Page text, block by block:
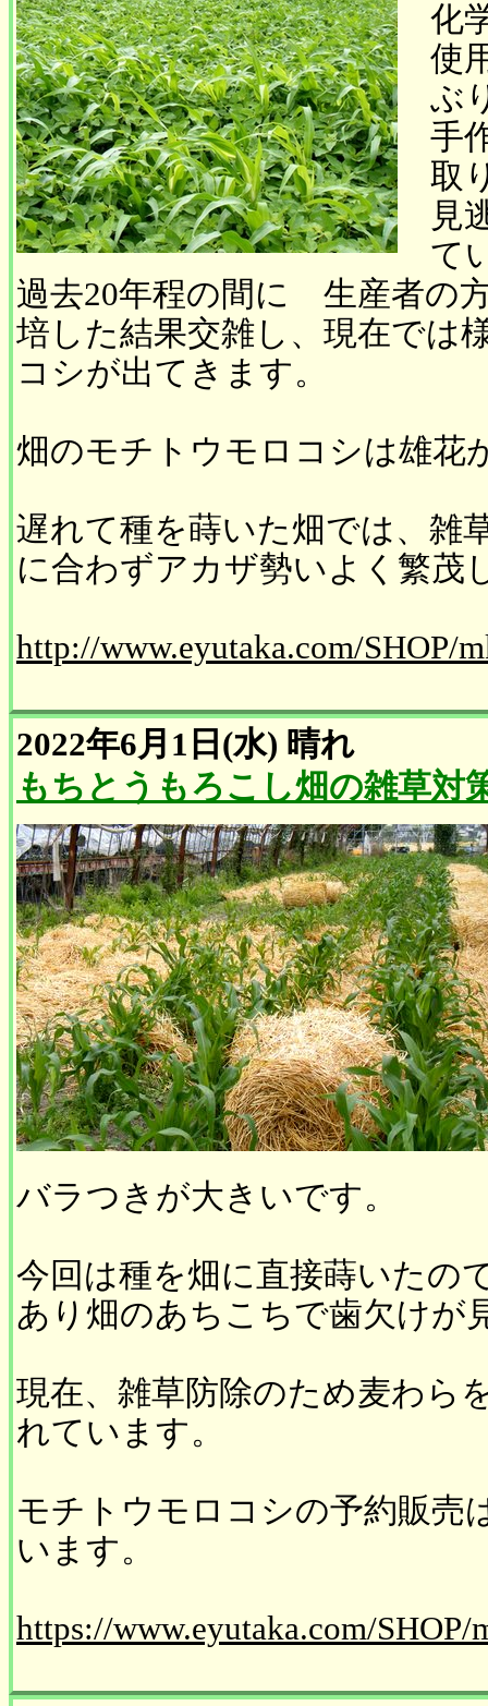
化
使
ぶ
手
取
見
て
過去20年程の間に 生産者の
培した結果交雑し、現在では
コシが出てきます。
畑のモチトウモロコシは雄花
遅れて種を蒔いた畑では、雑
に合わずアカザ勢いよく繁茂
http://www.eyutaka.com/SHOP/
2022年6月1日(水) 晴れ
もちとうもろこし畑の雑草対
バラつきが大きいです。
今回は種を畑に直接蒔いたの
あり畑のあちこちで歯欠けが
現在、雑草防除のため麦わら
れています。
モチトウモロコシの予約販売
います。
https://www.eyutaka.com/SHOP/